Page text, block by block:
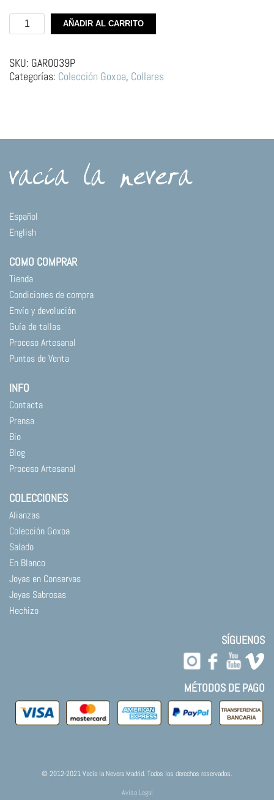
Gargantilla
de
–
Natillas
AÑADIR AL CARRITO
SKU: GAR0039P
Categorías: Colección Goxoa, Collares
Español
English
COMO COMPRAR
Tienda
Condiciones de compra
Envío y devolución
Guía de tallas
Proceso Artesanal
Puntos de Venta
INFO
Contacta
Prensa
Bio
Blog
Proceso Artesanal
COLECCIONES
Alianzas
Colección Goxoa
Salado
En Blanco
Joyas en Conservas
Joyas Sabrosas
Hechizo
SÍGUENOS
MÉTODOS DE PAGO
© 2012-2021 Vacía la Nevera Madrid. Todos los derechos reservados.
Aviso Legal